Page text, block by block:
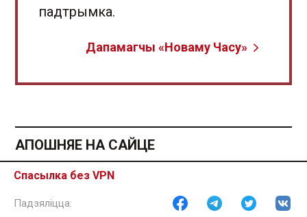
Спасылка без VPN
падтрымка.
Дапамагчы «Новаму Часу»
АПОШНЯЕ НА САЙЦЕ
папаўненне «экстрэмісцкага» спісу. Хронікі